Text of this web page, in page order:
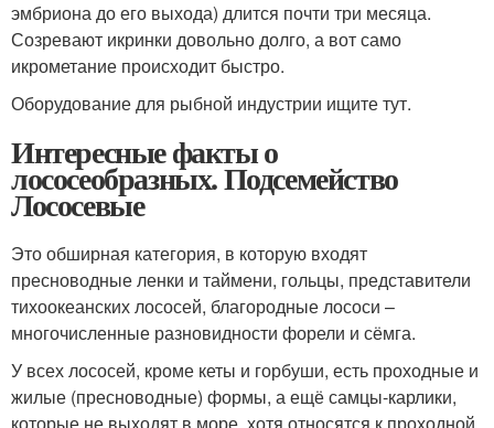
эмбриона до его выхода) длится почти три месяца.
Созревают икринки довольно долго, а вот само
икрометание происходит быстро.
Оборудование для рыбной индустрии ищите тут.
Интересные факты о
лососеобразных. Подсемейство
Лососевые
Это обширная категория, в которую входят
пресноводные ленки и таймени, гольцы, представители
тихоокеанских лососей, благородные лососи –
многочисленные разновидности форели и сёмга.
У всех лососей, кроме кеты и горбуши, есть проходные и
жилые (пресноводные) формы, а ещё самцы-карлики,